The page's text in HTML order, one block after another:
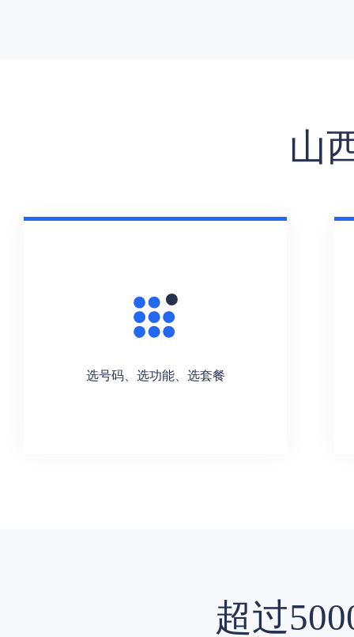
山
选号码、选功能、选套餐
超过